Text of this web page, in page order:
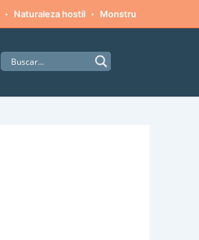
· Naturaleza hostil · Monstruos